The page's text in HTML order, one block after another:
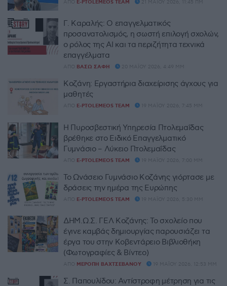
ΑΠΌ E-PTOLEMEOS TEAM 21 ΜΑΪ́ΟΥ 2026, 11:45 ΠΜ
Γ. Καραλής: Ο επαγγελματικός
προσανατολισμός, η σωστή επιλογή σχολών,
ο ρόλος της AI και τα περιζήτητα τεχνικά
επαγγέλματα
ΑΠΌ ΒΆΣΩ ΣΆΦΗ 20 ΜΑΪ́ΟΥ 2026, 4:49 ΜΜ
Κοζάνη: Εργαστήρια διαχείρισης άγχους για
μαθητές
ΑΠΌ E-PTOLEMEOS TEAM 19 ΜΑΪ́ΟΥ 2026, 7:45 ΜΜ
Η Πυροσβεστική Υπηρεσία Πτολεμαΐδας
βρέθηκε στο Ειδικό Επαγγελματικό
Γυμνάσιο – Λύκειο Πτολεμαΐδας
ΑΠΌ E-PTOLEMEOS TEAM 19 ΜΑΪ́ΟΥ 2026, 7:00 ΜΜ
Το Ωνάσειο Γυμνάσιο Κοζάνης γιόρτασε με
δράσεις την ημέρα της Ευρώπης
ΑΠΌ E-PTOLEMEOS TEAM 19 ΜΑΪ́ΟΥ 2026, 5:30 ΜΜ
ΔΗΜ.Ω.Σ. ΓΕΛ Κοζάνης: Το σχολείο που
έγινε καμβάς δημιουργίας παρουσιάζει τα
έργα του στην Κοβεντάρειο Βιβλιοθήκη
(Φωτογραφίες & Βίντεο)
ΑΠΌ ΜΕΡΌΠΗ ΒΑΧΤΣΕΒΆΝΟΥ 19 ΜΑΪ́ΟΥ 2026, 12:53 ΜΜ
Σ. Παπουλίδου: Αντίστροφη μέτρηση για τις